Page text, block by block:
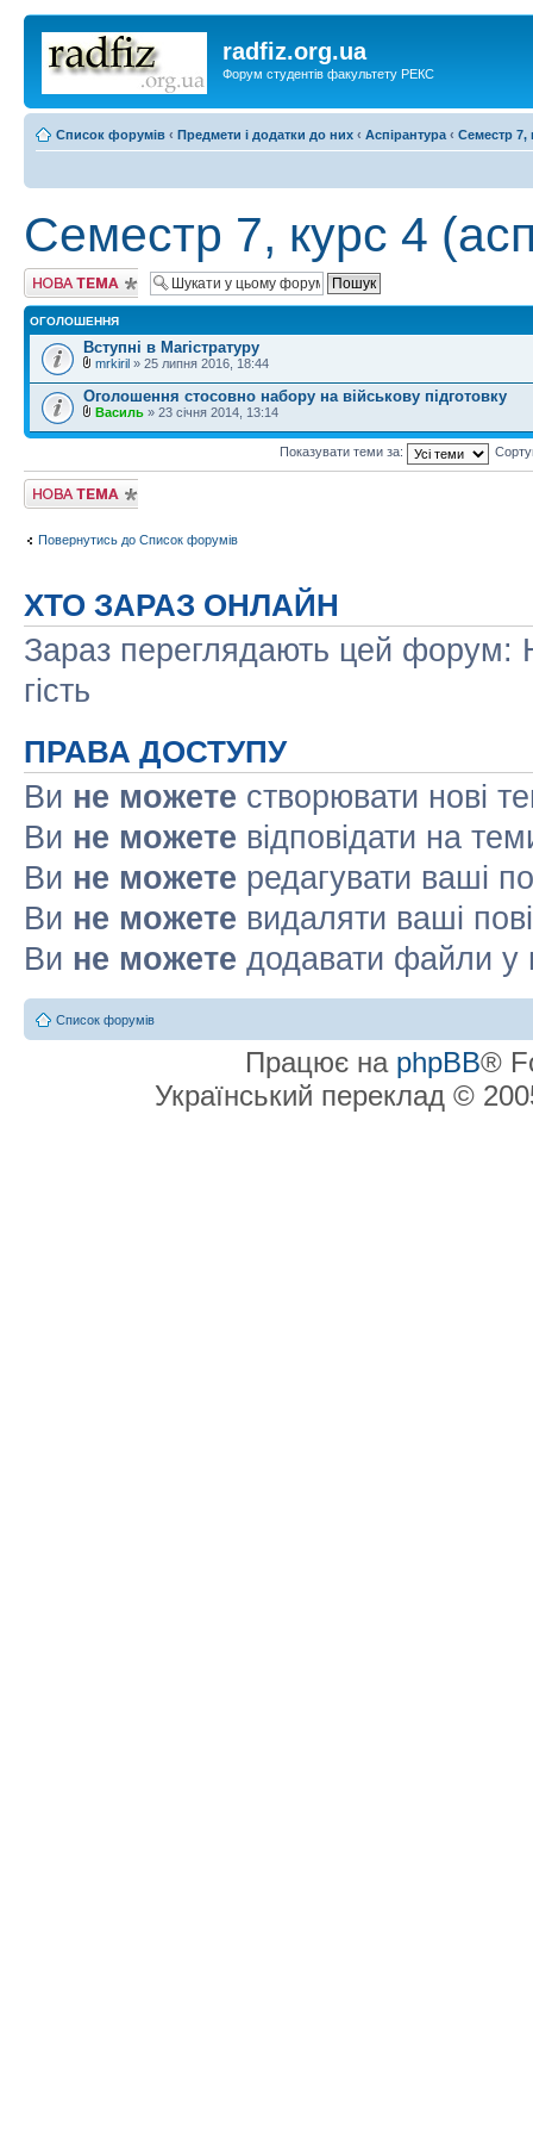
radfiz.org.ua
Форум студентів факультету РЕКС
Список форумів ‹ Предмети і додатки до них ‹ Аспірантура ‹ Семестр 7,
Семестр 7, курс 4
Створити нову
тему
ОГОЛОШЕННЯ
Вступні в Магістратуру
mrkiril » 25 липня 2016, 18:44
Оголошення стосовно набору на військову підготовку
Василь » 23 січня 2014, 13:14
Показувати теми за:
Створити нову
тему
Повернутись до Список форумів
ХТО ЗАРАЗ ОНЛАЙН
Зараз переглядають цей форум:
гість
ПРАВА ДОСТУПУ
Ви не можете створювати нові
Ви не можете відповідати на
Ви не можете редагувати ваші
Ви не можете видаляти ваші
Ви не можете додавати файли у
Список форумів
Працює на phpBB®
Український переклад ©